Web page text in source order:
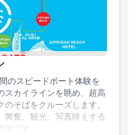
のスピードボート体験を
スカイラインを眺め、超高
そばをクルーズします。
興奮、観光、写真映えする
です。